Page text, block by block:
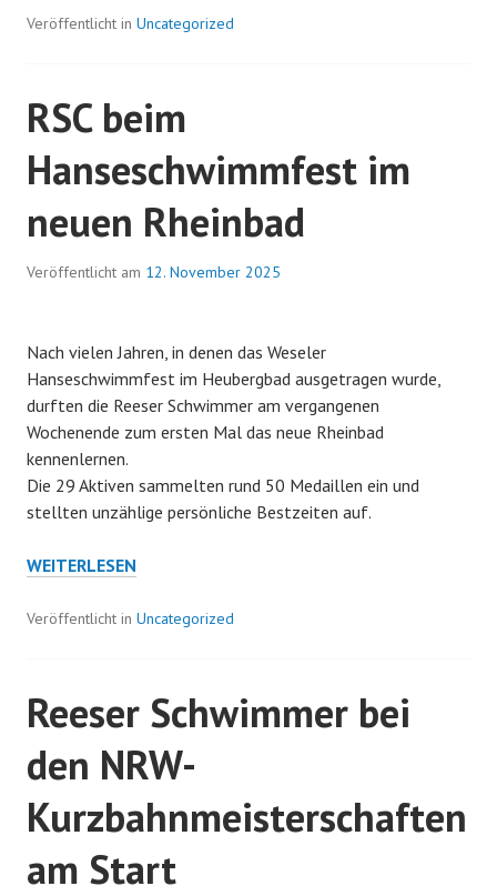
–
UND
2
SIEGREICHE
SENIORENSTAFFELN
Veröffentlicht in Uncategorized
RSC beim
Hanseschwimmfest im
neuen Rheinbad
Veröffentlicht am 12. November 2025
Nach vielen Jahren, in denen das Weseler
Hanseschwimmfest im Heubergbad ausgetragen wurde,
durften die Reeser Schwimmer am vergangenen
Wochenende zum ersten Mal das neue Rheinbad
kennenlernen.
Die 29 Aktiven sammelten rund 50 Medaillen ein und
stellten unzählige persönliche Bestzeiten auf.
RSC
HANSESCHWIMMFEST
RHEINBAD
WEITERLESEN
Veröffentlicht in Uncategorized
Reeser Schwimmer bei
den NRW-
Kurzbahnmeisterschaften
am Start